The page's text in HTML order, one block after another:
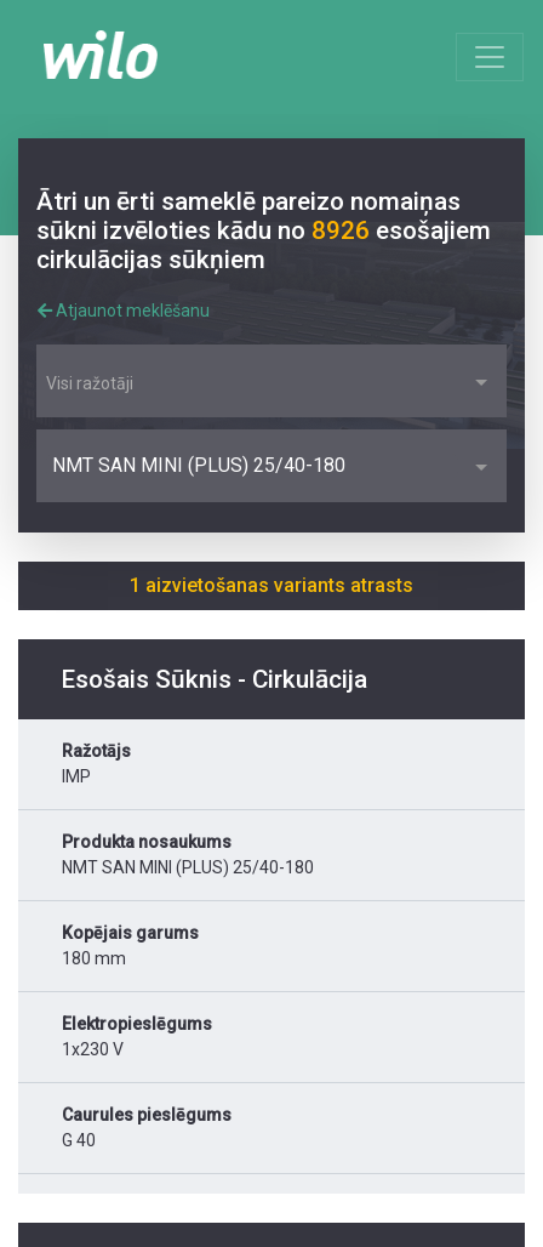
Ātri un ērti sameklē pareizo nomaiņas
sūkni izvēloties kādu no 8926 esošajiem
cirkulācijas sūkņiem
Atjaunot meklēšanu
Visi ražotāji
NMT SAN MINI (PLUS) 25/40-180
1 aizvietošanas variants atrasts
Esošais Sūknis - Cirkulācija
Ražotājs
IMP
Produkta nosaukums
NMT SAN MINI (PLUS) 25/40-180
Kopējais garums
180 mm
Elektropieslēgums
1x230 V
Caurules pieslēgums
G 40